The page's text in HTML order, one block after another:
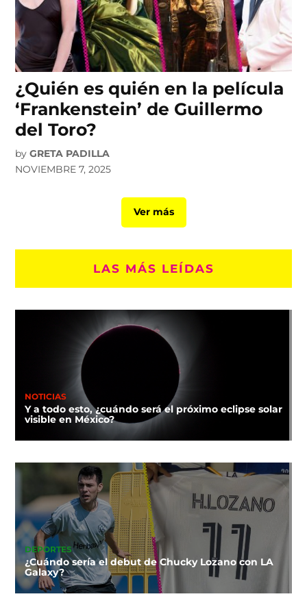
¿Quién es quién en la película
‘Frankenstein’ de Guillermo
del Toro?
by GRETA PADILLA
NOVIEMBRE 7, 2025
Ver más
LAS MÁS LEÍDAS
NOTICIAS
Y a todo esto, ¿cuándo será el próximo eclipse solar
visible en México?
DEPORTES
¿Cuándo sería el debut de Chucky Lozano con LA
Galaxy?